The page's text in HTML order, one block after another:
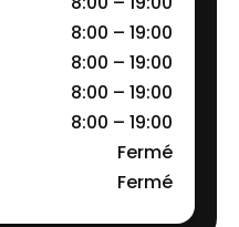
8:00 – 19:00
8:00 – 19:00
8:00 – 19:00
8:00 – 19:00
Fermé
Fermé